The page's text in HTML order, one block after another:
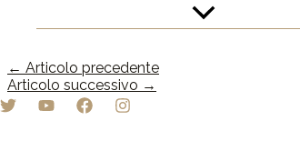
← Articolo precedente
Articolo successivo →